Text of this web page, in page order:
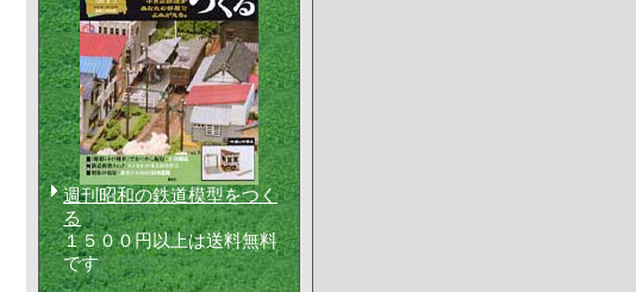
週刊昭和の鉄道模型をつく
る
１５００円以上は送料無料
です